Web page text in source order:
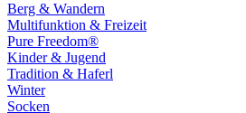
Berg & Wandern
Multifunktion & Freizeit
Pure Freedom®
Kinder & Jugend
Tradition & Haferl
Winter
Socken